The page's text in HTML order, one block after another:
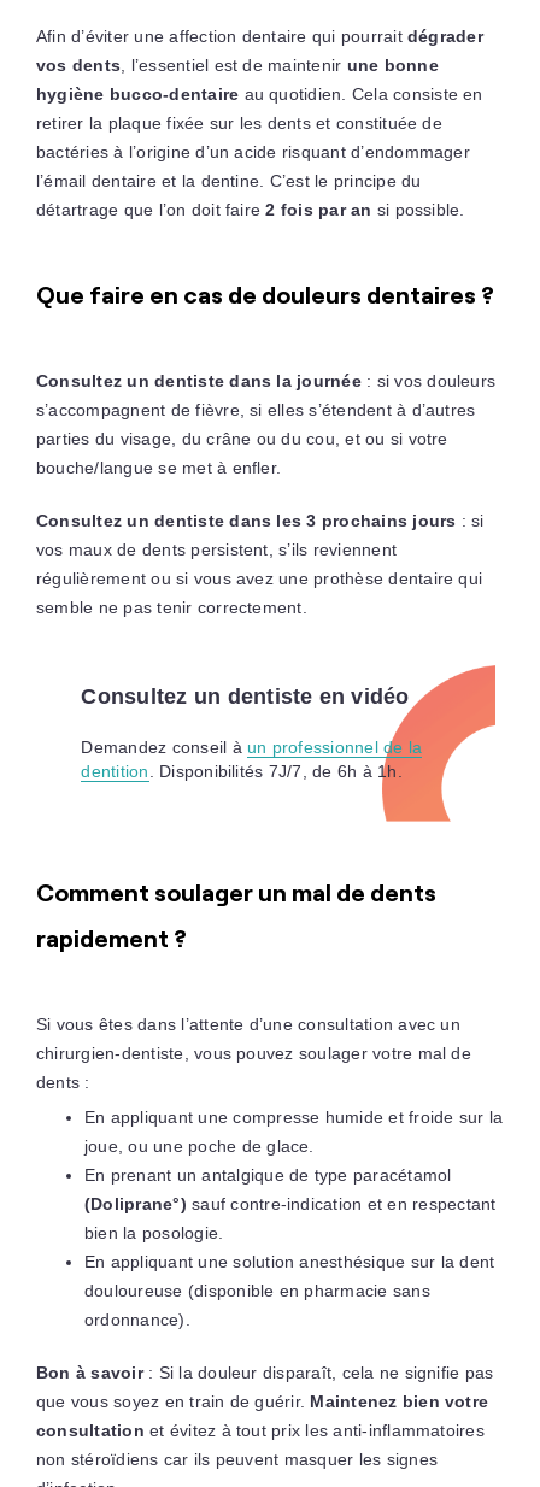
Afin d’éviter une affection dentaire qui pourrait dégrader
vos dents , l’essentiel est de maintenir une bonne
hygiène bucco-dentaire au quotidien. Cela consiste en
retirer la plaque fixée sur les dents et constituée de
bactéries à l’origine d’un acide risquant d’endommager
l’émail dentaire et la dentine. C’est le principe du
détartrage que l’on doit faire2 fois par an si possible.
Que faire en cas de douleurs dentaires ?
Consultez un dentiste dans la journée: si vos douleurs
s’accompagnent de fièvre, si elles s’étendent à d’autres
parties du visage, du crâne ou du cou, et ou si votre
bouche/langue se met à enfler.
Consultez un dentiste dans les 3 prochains jours : si
vos maux de dents persistent, s’ils reviennent
régulièrement ou si vous avez une prothèse dentaire qui
semble ne pas tenir correctement.
Consultez un dentiste en vidéo
Demandez conseil à un professionnel de la
dentition . Disponibilités 7J/7, de 6h à 1h.
Comment soulager un mal de dents
rapidement ?
Si vous êtes dans l’attente d’une consultation avec un
chirurgien-dentiste, vous pouvez soulager votre mal de
dents :
En appliquant une compresse humide et froide sur la
joue, ou une poche de glace.
En prenant un antalgique de type paracétamol
(Doliprane°) sauf contre-indication et en respectant
bien la posologie.
En appliquant une solution anesthésique sur la dent
douloureuse (disponible en pharmacie sans
ordonnance).
Bon à savoir: Si la douleur disparaît, cela ne signifie pas
que vous soyez en train de guérir. Maintenez bien votre
consultation et évitez à tout prix les anti-inflammatoires
non stéroïdiens car ils peuvent masquer les signes